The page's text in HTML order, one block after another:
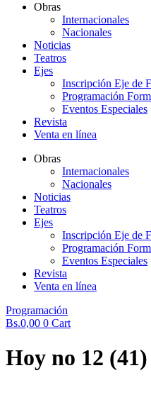
Obras
Internacionales
Nacionales
Noticias
Teatros
Ejes
Inscripción Eje de
Programación
Eventos Especiales
Revista
Venta en línea
Obras
Internacionales
Nacionales
Noticias
Teatros
Ejes
Inscripción Eje de
Programación
Eventos Especiales
Revista
Venta en línea
Programación
Bs.0,00 0 Cart
Hoy no 12 (41)